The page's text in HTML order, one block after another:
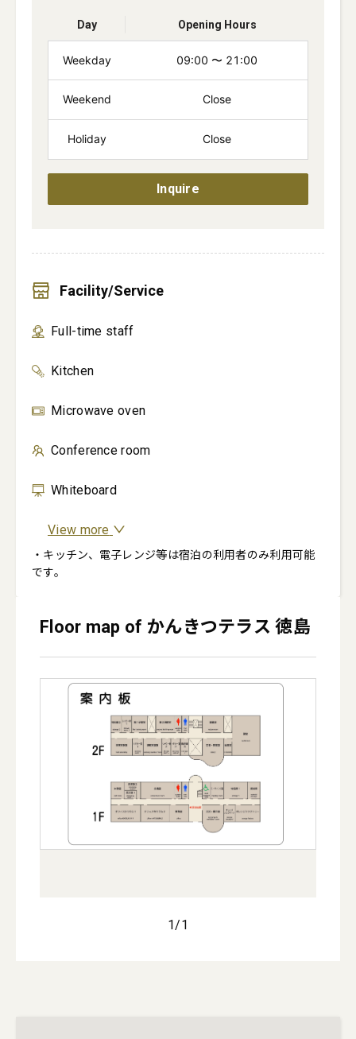
Day Opening Hours
Weekday 09:00 〜 21:00
Weekend Close
Holiday Close
Inquire
Facility/Service
Full-time staff
Kitchen
Microwave oven
Conference room
Whiteboard
View more
・キッチン、電子レンジ等は宿泊の利用者のみ利用可能
です。
Floor map of かんきつテラス 徳島
1/1